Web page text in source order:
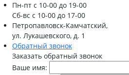
Пн-птс 10-00 до 19-00
Сб-вс с 10-00 до 17-00
Петропавловск-Камчатский,
ул. Лукашевского, д. 1
Обратный звонок
Заказать обратный звонок
Ваше имя: